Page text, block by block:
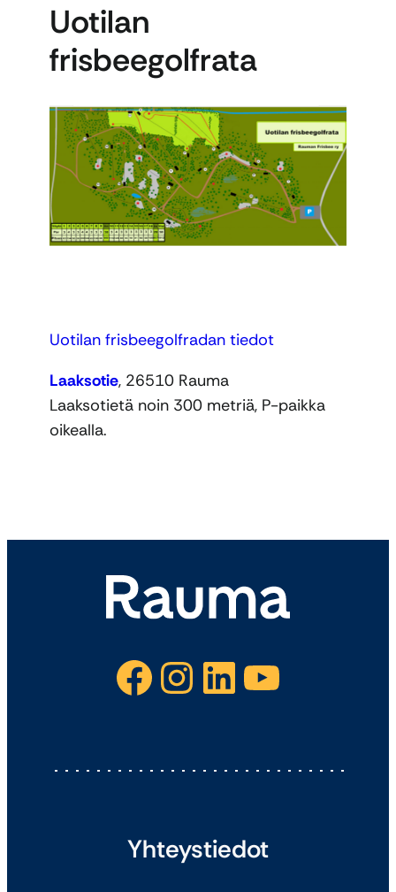
Uotilan
frisbeegolfrata
Uotilan frisbeegolfradan tiedot
Laaksotie, 26510 Rauma
Laaksotietä noin 300 metriä, P-paikka
oikealla.
Facebook Instagram LinkedIn YouTube
Yhteystiedot